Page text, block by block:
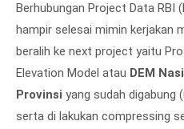
Berhubungan Project Data RBI
hampir selesai mimin kerjakan
beralih ke next project yaitu
Elevation Model atau DEM
Provinsi yang sudah digabung
serta di lakukan compressing